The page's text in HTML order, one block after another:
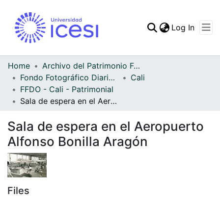
Statistics
Log In
Home
Archivo del Patrimonio Fotográfico y Fílmico del Valle del Cauca
Fondo Fotográfico Diario Occidente
Cali
FFDO - Cali - Patrimonial
Sala de espera en el Aeropuerto Alfonso Bonilla Aragón
Sala de espera en el Aeropuerto
Alfonso Bonilla Aragón
Files